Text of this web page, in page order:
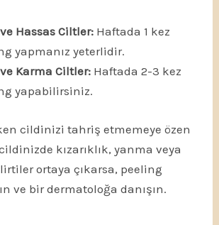
Hassas Ciltler: Haftada 1 kez
yapmanız yeterlidir.
ve Karma Ciltler: Haftada 2-3 kez
yapabilirsiniz.
cildinizi tahriş etmemeye özen
kızarıklık, yanma veya
ortaya çıkarsa, peeling
ve bir dermatoloğa danışın.